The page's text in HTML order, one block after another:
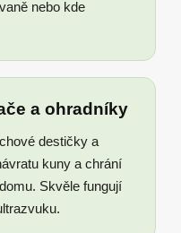
nebo kde
a ohradníky
destičky a
kuny a chrání
Skvěle fungují